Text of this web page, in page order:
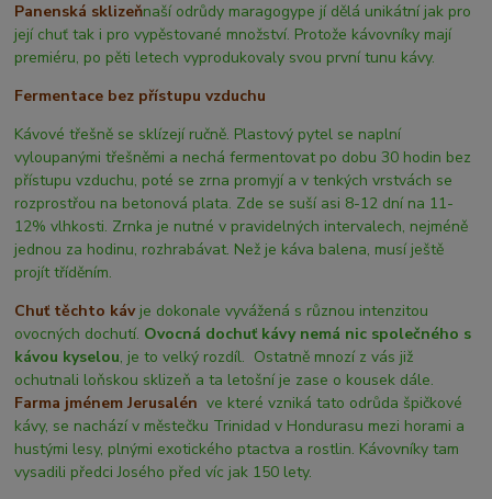
Panenská sklizeňnaší odrůdy maragogype jí dělá unikátní jak pro
její chuť tak i pro vypěstované množství. Protože kávovníky mají
premiéru, po pěti letech vyprodukovaly svou první tunu kávy.
Fermentace bez přístupu vzduchu
Kávové třešně se sklízejí ručně. Plastový pytel se naplní
vyloupanými třešněmi a nechá fermentovat po dobu 30 hodin bez
přístupu vzduchu, poté se zrna promyjí a v tenkých vrstvách se
rozprostřou na betonová plata. Zde se suší asi 8-12 dní na 11-
12% vlhkosti. Zrnka je nutné v pravidelných intervalech, nejméně
jednou za hodinu, rozhrabávat. Než je káva balena, musí ještě
projít tříděním.
Chuť těchto kávje dokonale vyvážená s různou intenzitou
ovocných dochutí. Ovocná dochuť kávy nemá nic společného s
kávou kyselou, je to velký rozdíl. Ostatně mnozí z vás již
ochutnali loňskou sklizeň a ta letošní je zase o kousek dále.
Farma jménem Jerusalén ve které vzniká tato odrůda špičkové
kávy, se nachází v městečku Trinidad v Hondurasu mezi horami a
hustými lesy, plnými exotického ptactva a rostlin. Kávovníky tam
vysadili předci Josého před víc jak 150 lety.